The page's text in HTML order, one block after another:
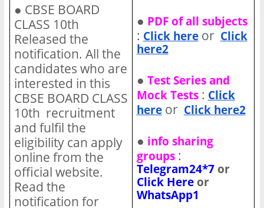
● CBSE BOARD
CLASS 10th
Released the
notification. All the
candidates who are
interested in this
CBSE BOARD CLASS
10th recruitment
and fulfil the
eligibility can apply
online from the
official website.
Read the
notification for
● PDF of all subjects
: Click hereor Click
here2
● Test Series and
Mock Tests: Click
hereor Click here2
● info sharing
groups:
Telegram24*7 or
Click Here or
WhatsApp1